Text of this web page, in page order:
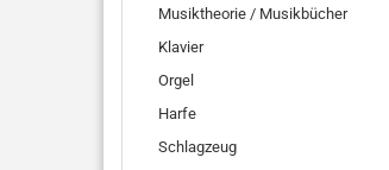
Musiktheorie / Musikbücher
Klavier
Orgel
Harfe
Schlagzeug